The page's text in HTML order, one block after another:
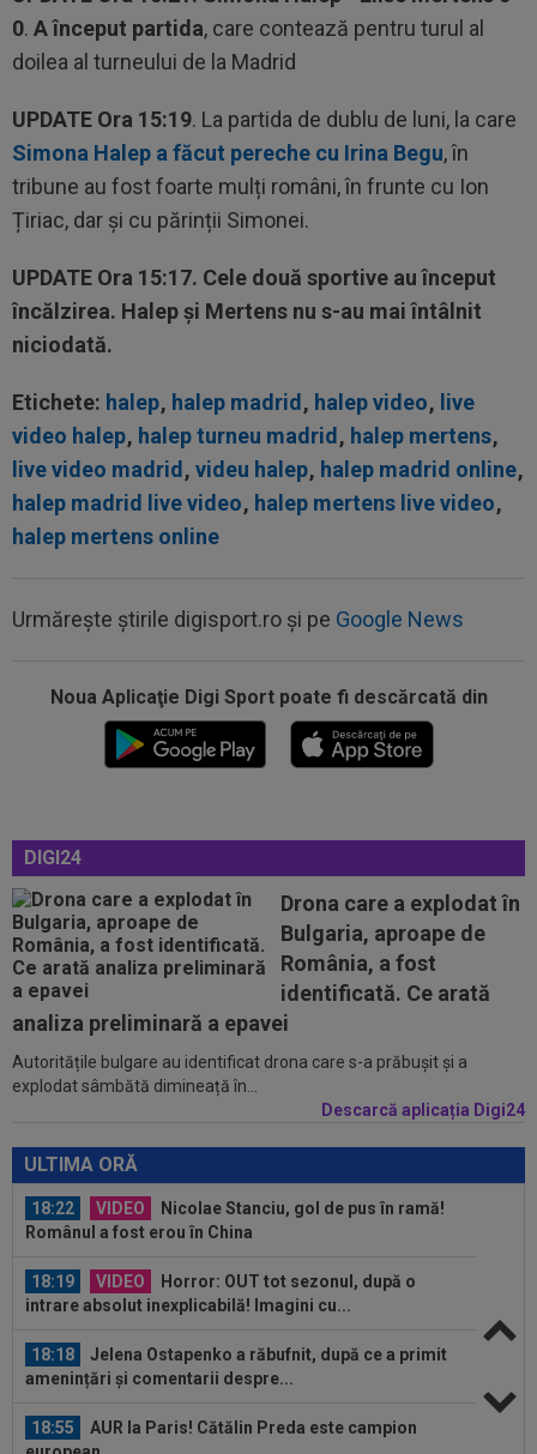
0. A început partida, care contează pentru turul al
doilea al turneului de la Madrid
UPDATE Ora 15:19. La partida de dublu de luni, la care
Simona Halep a făcut pereche cu Irina Begu, în
tribune au fost foarte mulți români, în frunte cu Ion
Țiriac, dar și cu părinții Simonei.
UPDATE Ora 15:17. Cele două sportive au început
încălzirea. Halep și Mertens nu s-au mai întâlnit
niciodată.
Etichete: halep, halep madrid, halep video, live
video halep, halep turneu madrid, halep mertens,
live video madrid, videu halep, halep madrid online,
halep madrid live video, halep mertens live video,
halep mertens online
Urmărește știrile digisport.ro și pe Google News
Noua Aplicaţie Digi Sport poate fi descărcată din
DIGI24
Drona care a explodat în
Bulgaria, aproape de
România, a fost
identificată. Ce arată
analiza preliminară a epavei
Autoritățile bulgare au identificat drona care s-a prăbușit și a
explodat sâmbătă dimineață în...
Descarcă aplicația Digi24
ULTIMA ORĂ
18:40
Reacții în lanț, după ce tatăl lui Leo Messi a
murit
18:33
Gata: e oficial! Atletico Madrid l-a vândut și s-a
18:22 VIDEO
Nicolae Stanciu, gol de pus în ramă!
18:19 VIDEO
Horror: OUT tot sezonul, după o
intrare absolut inexplicabilă! Imagini cu...
Jelena Ostapenko a răbufnit, după ce a primit
european
18:47
Concluzia la care a ajuns Spalletti, după ce
Interul lui Chivu a bătut-o cu 2-1...
LIVE VIDEO&TEXT
Farul - Csikszereda 0-0,
ACUM, pe Digi Sport 1. ”Marinarii” au bifat prima...
18:40
Reacții în lanț, după ce tatăl lui Leo Messi a
murit
făcut cel mai scump transfer...
18:22 VIDEO
Nicolae Stanciu, gol de pus în ramă!
Românul a fost erou în China
18:19 VIDEO
Horror: OUT tot sezonul, după o
intrare absolut inexplicabilă! Imagini cu...
18:18
Jelena Ostapenko a răbufnit, după ce a primit
amenințări și comentarii despre...
18:55
AUR la Paris! Cătălin Preda este campion
european